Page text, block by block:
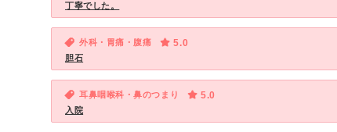
丁寧でした。
外科・胃痛・腹痛 5.0
胆石
耳鼻咽喉科・鼻のつまり 5.0
入院